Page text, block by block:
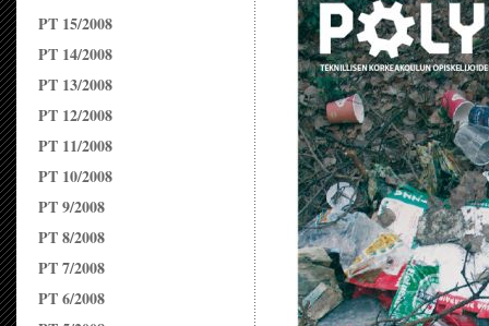
PT 15/2008
PT 14/2008
PT 13/2008
PT 12/2008
PT 11/2008
PT 10/2008
PT 9/2008
PT 8/2008
PT 7/2008
PT 6/2008